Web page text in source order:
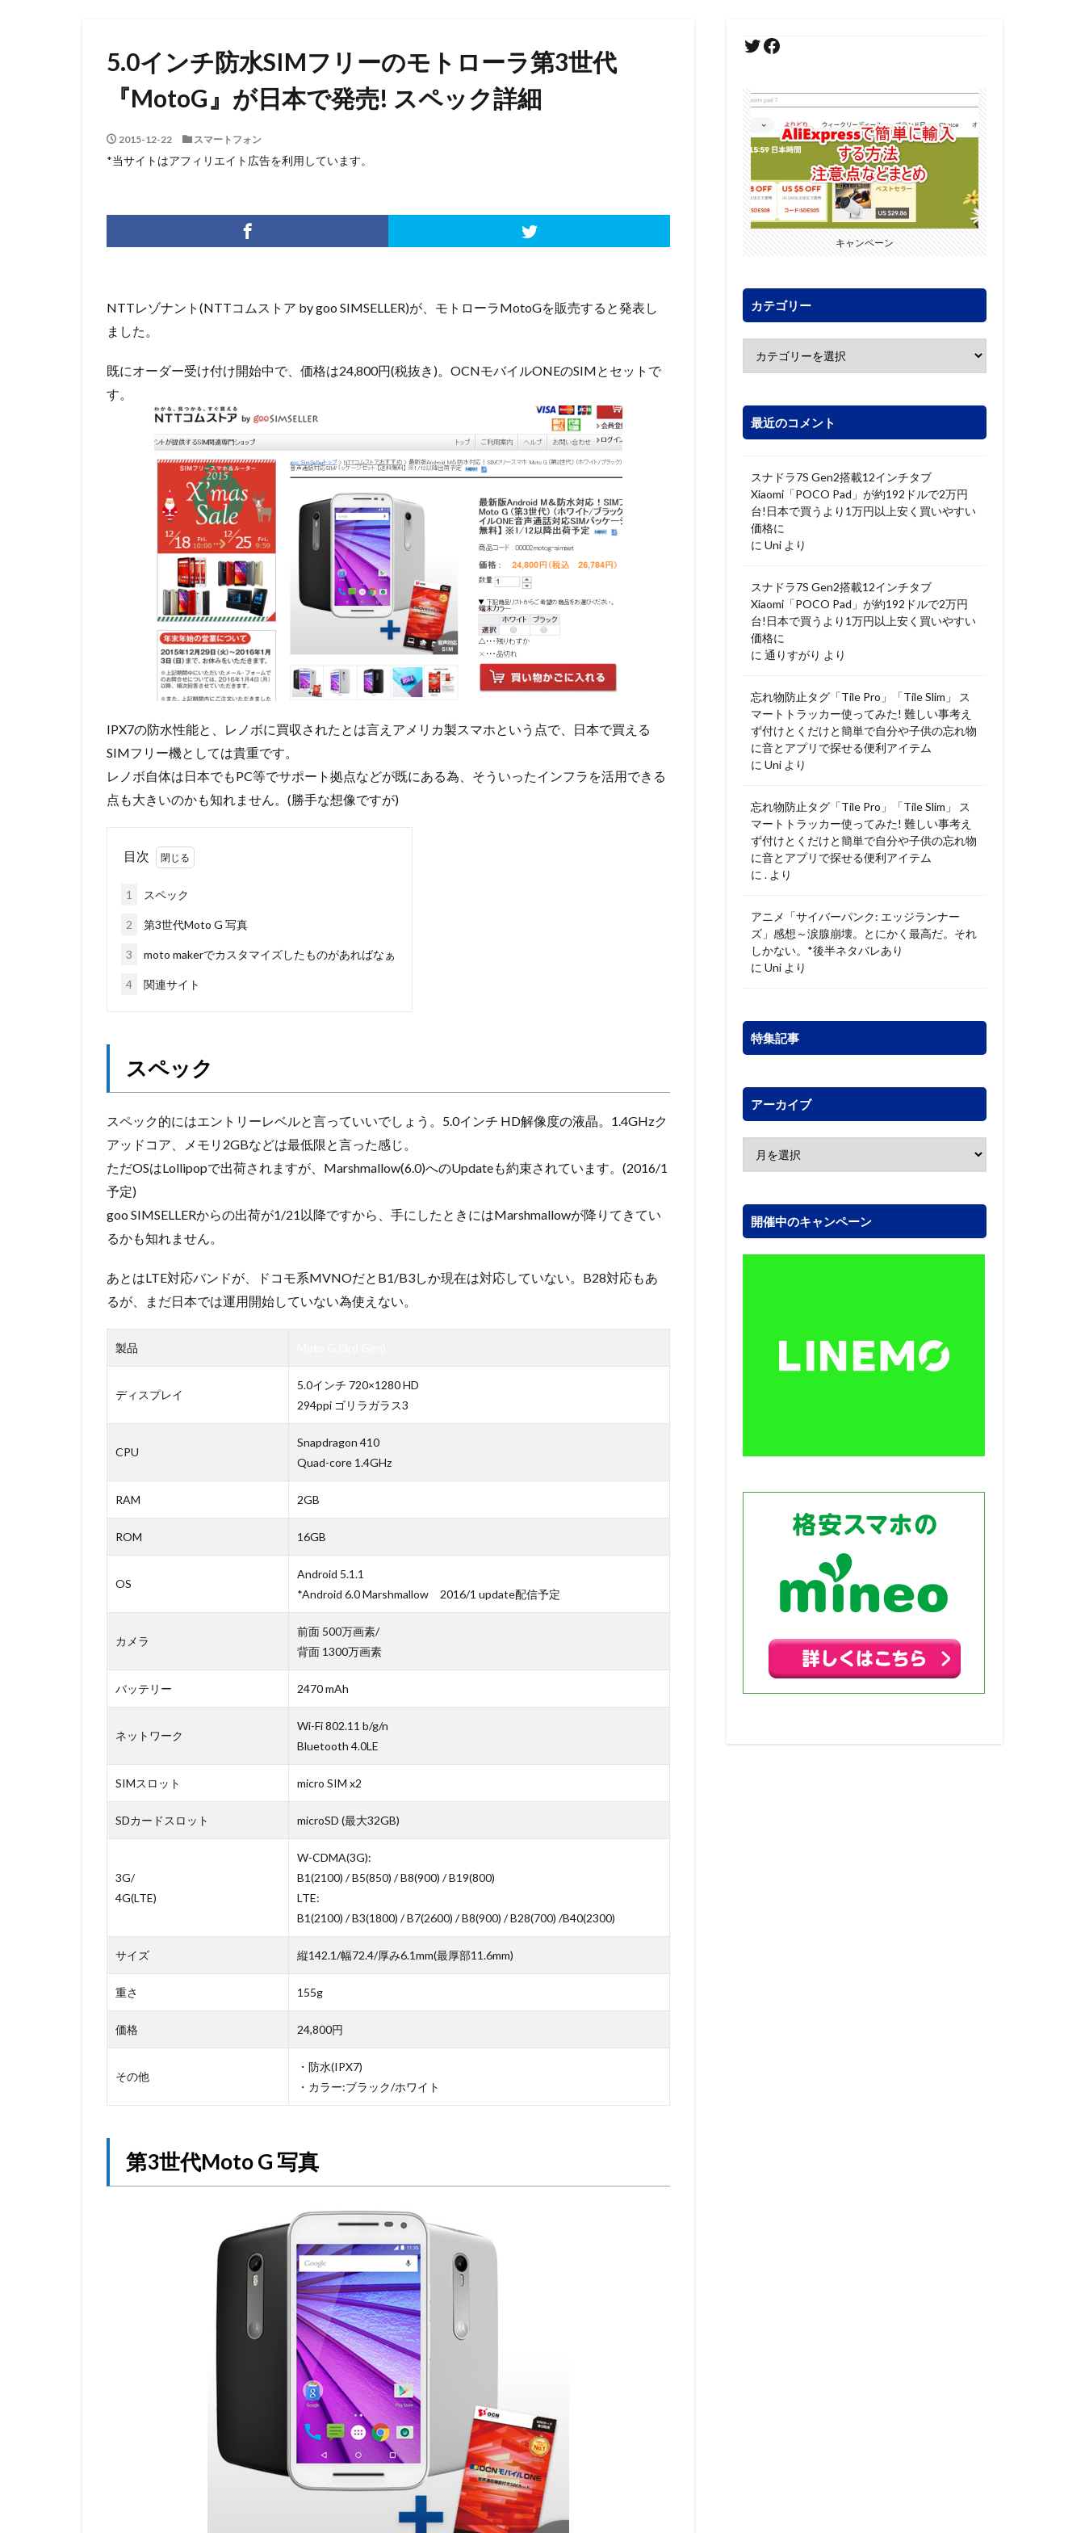
5.0インチ防水SIMフリーのモトローラ第3世代
『MotoG』が日本で発売! スペック詳細
2015-12-22 スマートフォン
*当サイトはアフィリエイト広告を利用しています。
NTTレゾナント(NTTコムストア by goo SIMSELLER)が、モトローラMotoGを販売すると発表し
ました。
既にオーダー受け付け開始中で、価格は24,800円(税抜き)。OCNモバイルONEのSIMとセットで
す。
IPX7の防水性能と、レノボに買収されたとは言えアメリカ製スマホという点で、日本で買える
SIMフリー機としては貴重です。
レノボ自体は日本でもPC等でサポート拠点などが既にある為、そういったインフラを活用できる
点も大きいのかも知れません。(勝手な想像ですが)
目次
1 スペック
2 第3世代Moto G 写真
3 moto makerでカスタマイズしたものがあればなぁ
4 関連サイト
スペック
スペック的にはエントリーレベルと言っていいでしょう。5.0インチ HD解像度の液晶。1.4GHzク
アッドコア、メモリ2GBなどは最低限と言った感じ。
ただOSはLollipopで出荷されますが、Marshmallow(6.0)へのUpdateも約束されています。(2016/1
予定)
goo SIMSELLERからの出荷が1/21以降ですから、手にしたときにはMarshmallowが降りてきてい
るかも知れません。
あとはLTE対応バンドが、ドコモ系MVNOだとB1/B3しか現在は対応していない。B28対応もあ
るが、まだ日本では運用開始していない為使えない。
製品
ディスプレイ
5.0インチ 720×1280 HD
294ppi ゴリラガラス3
CPU
Snapdragon 410
Quad-core 1.4GHz
RAM 2GB
ROM 16GB
OS
Android 5.1.1
*Android 6.0 Marshmallow 2016/1 update配信予定
カメラ
前面 500万画素/
背面 1300万画素
バッテリー 2470 mAh
ネットワーク
Wi-Fi 802.11 b/g/n
Bluetooth 4.0LE
SIMスロット micro SIM x2
SDカードスロット microSD (最大32GB)
3G/
4G(LTE)
W-CDMA(3G):
B1(2100) / B5(850) / B8(900) / B19(800)
LTE:
B1(2100) / B3(1800) / B7(2600) / B8(900) / B28(700) /B40(2300)
サイズ 縦142.1/幅72.4/厚み6.1mm(最厚部11.6mm)
重さ 155g
価格 24,800円
その他
・防水(IPX7)
・カラー:ブラック/ホワイト
第3世代Moto G 写真
キャンペーン
カテゴリー
最近のコメント
スナドラ7S Gen2搭載12インチタブ
Xiaomi「POCO Pad」が約192ドルで2万円
台!日本で買うより1万円以上安く買いやすい
価格に
に Uni より
スナドラ7S Gen2搭載12インチタブ
Xiaomi「POCO Pad」が約192ドルで2万円
台!日本で買うより1万円以上安く買いやすい
価格に
に 通りすがり より
忘れ物防止タグ「Tile Pro」「Tile Slim」 ス
マートトラッカー使ってみた! 難しい事考え
ず付けとくだけと簡単で自分や子供の忘れ物
に音とアプリで探せる便利アイテム
に Uni より
忘れ物防止タグ「Tile Pro」「Tile Slim」 ス
マートトラッカー使ってみた! 難しい事考え
ず付けとくだけと簡単で自分や子供の忘れ物
に音とアプリで探せる便利アイテム
に . より
アニメ「サイバーパンク: エッジランナー
ズ」感想～涙腺崩壊。とにかく最高だ。それ
しかない。*後半ネタバレあり
に Uni より
特集記事
アーカイブ
開催中のキャンペーン